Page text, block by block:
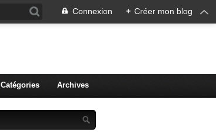
Connexion + Créer mon blog
Catégories Archives